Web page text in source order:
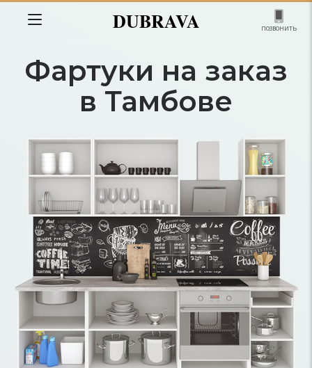
DUBRAVA позвонить
Фартуки на заказ
в Тамбове